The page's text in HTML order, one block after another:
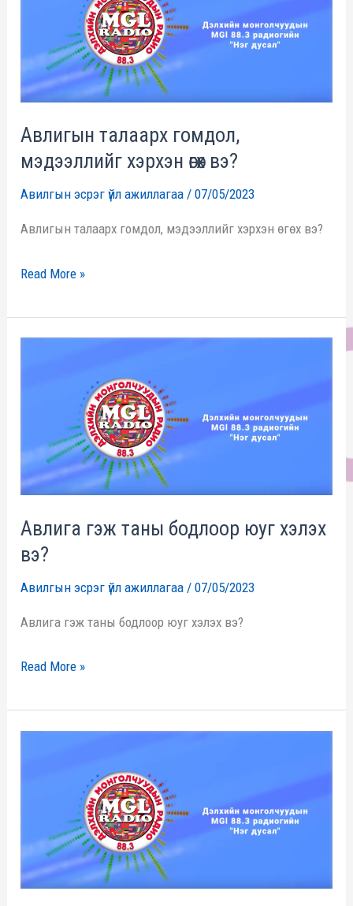
Авлигын талаарх гомдол,
мэдээллийг хэрхэн өгөх вэ?
Авилгын эсрэг үйл ажиллагаа /07/05/2023
Авлигын талаарх гомдол, мэдээллийг хэрхэн өгөх вэ?
мэдээллийг
хэрхэн
өгөх
вэ?
Read More »
Авлига гэж таны бодлоор юуг хэлэх
вэ?
Авилгын эсрэг үйл ажиллагаа /07/05/2023
Авлига гэж таны бодлоор юуг хэлэх вэ?
юуг
хэлэх
вэ?
Read More »
үүрэг,
онцлог…